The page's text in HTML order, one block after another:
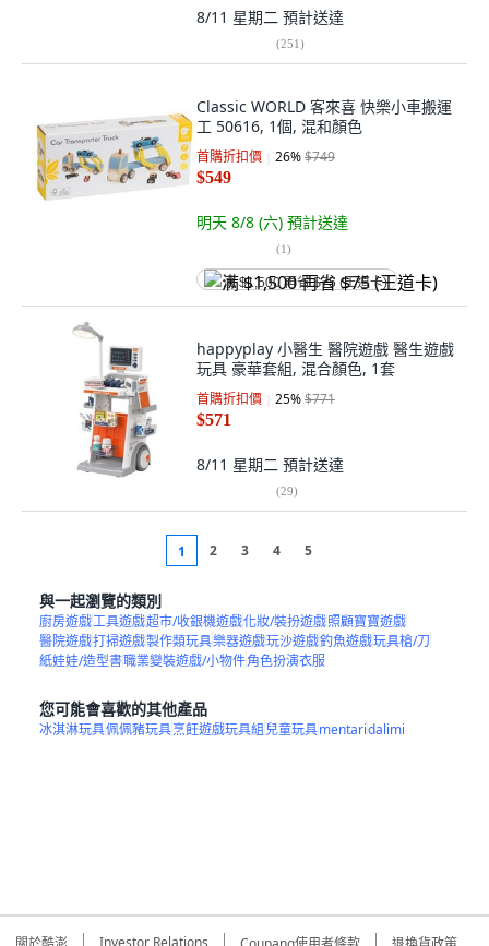
8/11 星期二 預計送達
(251)
Classic WORLD 客來喜 快樂小車搬運
工 50616, 1個, 混和顏色
首購折扣價 26%$749
$549
明天 8/8 (六) 預計送達
(1)
满 $1,500 再省 $75 (王道卡)
happyplay 小醫生 醫院遊戲 醫生遊戲
玩具 豪華套組, 混合顏色, 1套
首購折扣價 25%$771
$571
8/11 星期二 預計送達
(29)
1 2 3 4 5
與一起瀏覽的類別
廚房遊戲工具遊戲超市/收銀機遊戲化妝/裝扮遊戲照顧寶寶遊戲
醫院遊戲打掃遊戲製作類玩具樂器遊戲玩沙遊戲釣魚遊戲玩具槍/刀
紙娃娃/造型書職業變裝遊戲/小物件角色扮演衣服
您可能會喜歡的其他產品
冰淇淋玩具佩佩豬玩具烹飪遊戲玩具組兒童玩具mentaridalimi
Investor Relations